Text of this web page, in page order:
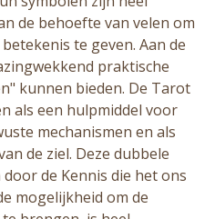
de behoefte van velen om
te geven. Aan de
praktische
kunnen bieden. De Tarot
als een hulpmiddel voor
mechanismen en als
de ziel. Deze dubbele
de Kennis die het ons
mogelijkheid om de